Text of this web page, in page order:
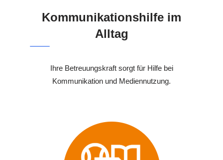
Kommunikationshilfe im
Alltag
Ihre Betreuungskraft sorgt für Hilfe bei
Kommunikation und Mediennutzung.